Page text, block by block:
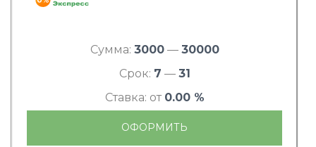
Сумма: 3000— 30000
Срок: 7 — 31
Ставка: от 0.00 %
ОФОРМИТЬ